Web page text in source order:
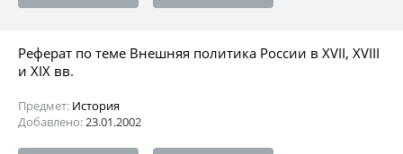
Реферат по теме Внешняя политика России в XVII, XVIII
и XIX вв.
Предмет: История
Добавлено:23.01.2002